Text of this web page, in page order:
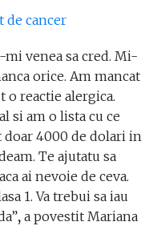
de cancer
venea sa cred. Mi-
orice. Am mancat
o reactie alergica.
si am o lista cu ce
doar 4000 de dolari in
Te ajutatu sa
ai nevoie de ceva.
1. Va trebui sa iau
,a povestit Mariana